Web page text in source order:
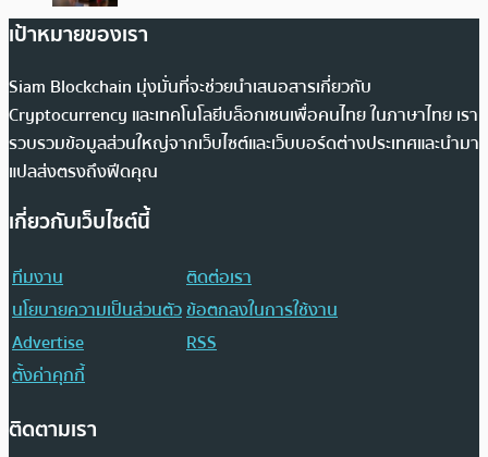
เป้าหมายของเรา
Siam Blockchain มุ่งมั่นที่จะช่วยนำเสนอสารเกี่ยวกับ
Cryptocurrency และเทคโนโลยีบล็อกเชนเพื่อคนไทย ในภาษาไทย เรา
รวบรวมข้อมูลส่วนใหญ่จากเว็บไซต์และเว็บบอร์ดต่างประเทศและนำมา
แปลส่งตรงถึงฟีดคุณ
เกี่ยวกับเว็บไซต์นี้
ทีมงาน
ติดต่อเรา
นโยบายความเป็นส่วนตัวข้อตกลงในการใช้งาน
Advertise
RSS
ตั้งค่าคุกกี้
ติดตามเรา